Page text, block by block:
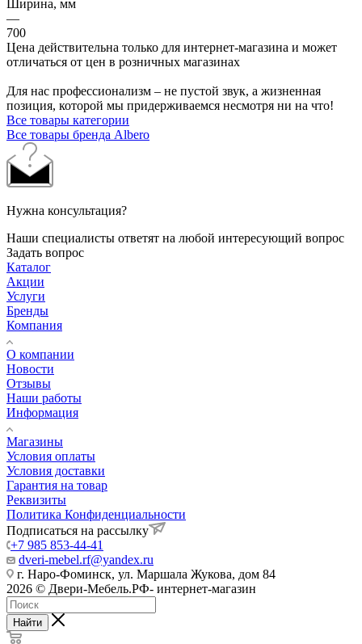
Ширина, мм
—
700
Цена действительна только для интернет-магазина и может
отличаться от цен в розничных магазинах
Для нас профессионализм – не пустой звук, а жизненная
позиция, которой мы придерживаемся несмотря ни на что!
Все товары категории
Все товары бренда Albero
Нужна консультация?
Наши специалисты ответят на любой интересующий вопрос
Задать вопрос
Каталог
Акции
Услуги
Бренды
Компания
О компании
Новости
Отзывы
Наши работы
Информация
Магазины
Условия оплаты
Условия доставки
Гарантия на товар
Реквизиты
Политика Конфиденциальности
Подписаться на рассылку
+7 985 853-44-41
dveri-mebel.rf@yandex.ru
г. Наро-Фоминск, ул. Маршала Жукова, дом 84
2026 © Двери-Мебель.РФ- интернет-магазин
Найти